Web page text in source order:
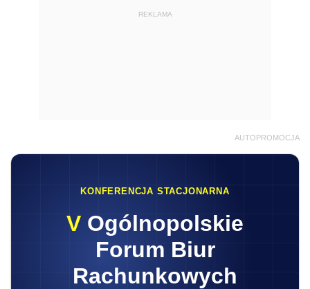
REKLAMA
AUTOPROMOCJA
KONFERENCJA STACJONARNA
V Ogólnopolskie
Forum Biur
Rachunkowych